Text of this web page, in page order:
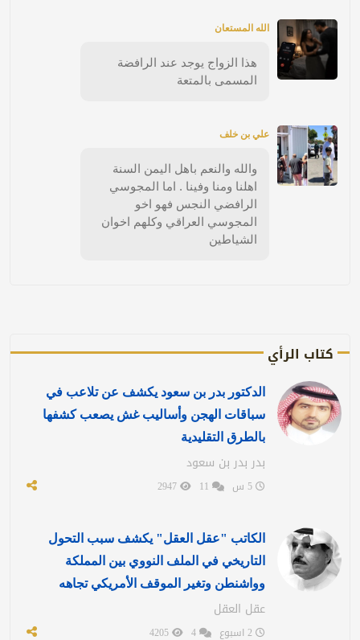
الله المستعان
هذا الزواج يوجد عند الرافضة
المسمى بالمتعة
علي بن خلف
والله والنعم باهل اليمن السنة
اهلنا ومنا وفينا . اما المجوسي
الرافضي النجس فهو اخو
المجوسي العراقي وكلهم اخوان
الشياطين
كتاب الرأي
الدكتور بدر بن سعود يكشف عن تلاعب في
سباقات الهجن وأساليب غش يصعب كشفها
بالطرق التقليدية
بدر بدر بن سعود
الكاتب "عقل العقل" يكشف سبب التحول
التاريخي في الملف النووي بين المملكة
وواشنطن وتغير الموقف الأمريكي تجاهه
عقل العقل